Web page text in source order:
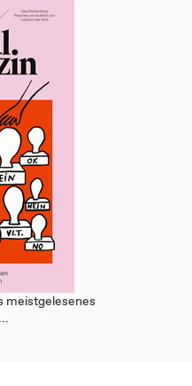
meistgelesenes